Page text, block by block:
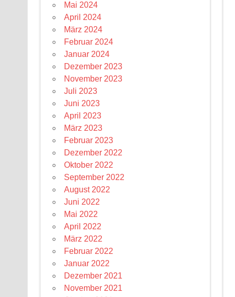
Mai 2024
April 2024
März 2024
Februar 2024
Januar 2024
Dezember 2023
November 2023
Juli 2023
Juni 2023
April 2023
März 2023
Februar 2023
Dezember 2022
Oktober 2022
September 2022
August 2022
Juni 2022
Mai 2022
April 2022
März 2022
Februar 2022
Januar 2022
Dezember 2021
November 2021